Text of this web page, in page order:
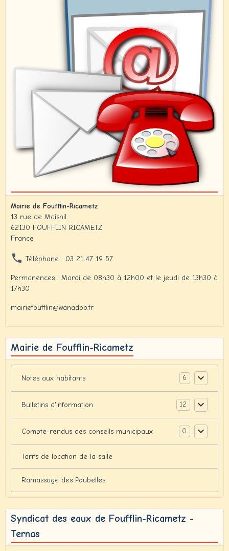
Mairie de Foufflin-Ricametz
13 rue de Maisnil
62130 FOUFFLIN RICAMETZ
France
Téléphone : 03 21 47 19 57
Permanences : Mardi de 08h30 à 12h00 et le jeudi de 13h30 à
17h30
mairiefoufflin@wanadoo.fr
Mairie de Foufflin-Ricametz
Notes aux habitants 6
Bulletins d'information 12
Compte-rendus des conseils municipaux 0
Tarifs de location de la salle
Ramassage des Poubelles
Syndicat des eaux de Foufflin-Ricametz -
Ternas